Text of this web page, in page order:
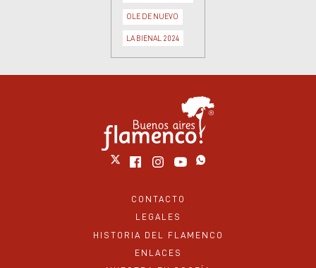
OLE DE NUEVO
LA BIENAL 2024
CONTACTO
LEGALES
HISTORIA DEL FLAMENCO
ENLACES